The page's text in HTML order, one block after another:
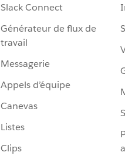
Slack Connect
Générateur de flux de
travail
Messagerie
Appels d’équipe
Canevas
Listes
Clips